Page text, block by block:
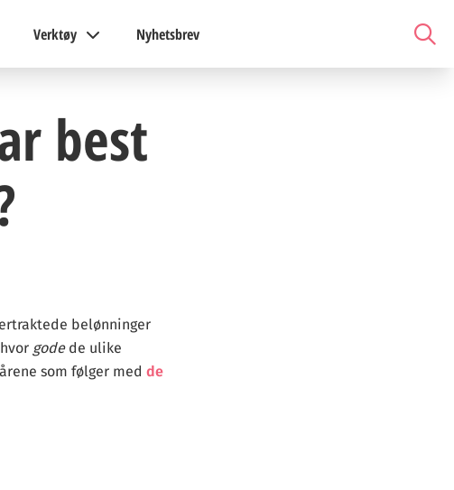
Verktøy Nyhetsbrev
best
belønninger
godede ulike
som følger med de